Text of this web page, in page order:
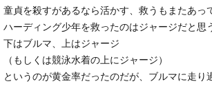
童貞を殺すがあるなら活かす、救うもまたあっ
ハーディング少年を救ったのはジャージだと思
下はブルマ、上はジャージ
（もしくは競泳水着の上にジャージ）
というのが黄金率だったのだが、ブルマに走り